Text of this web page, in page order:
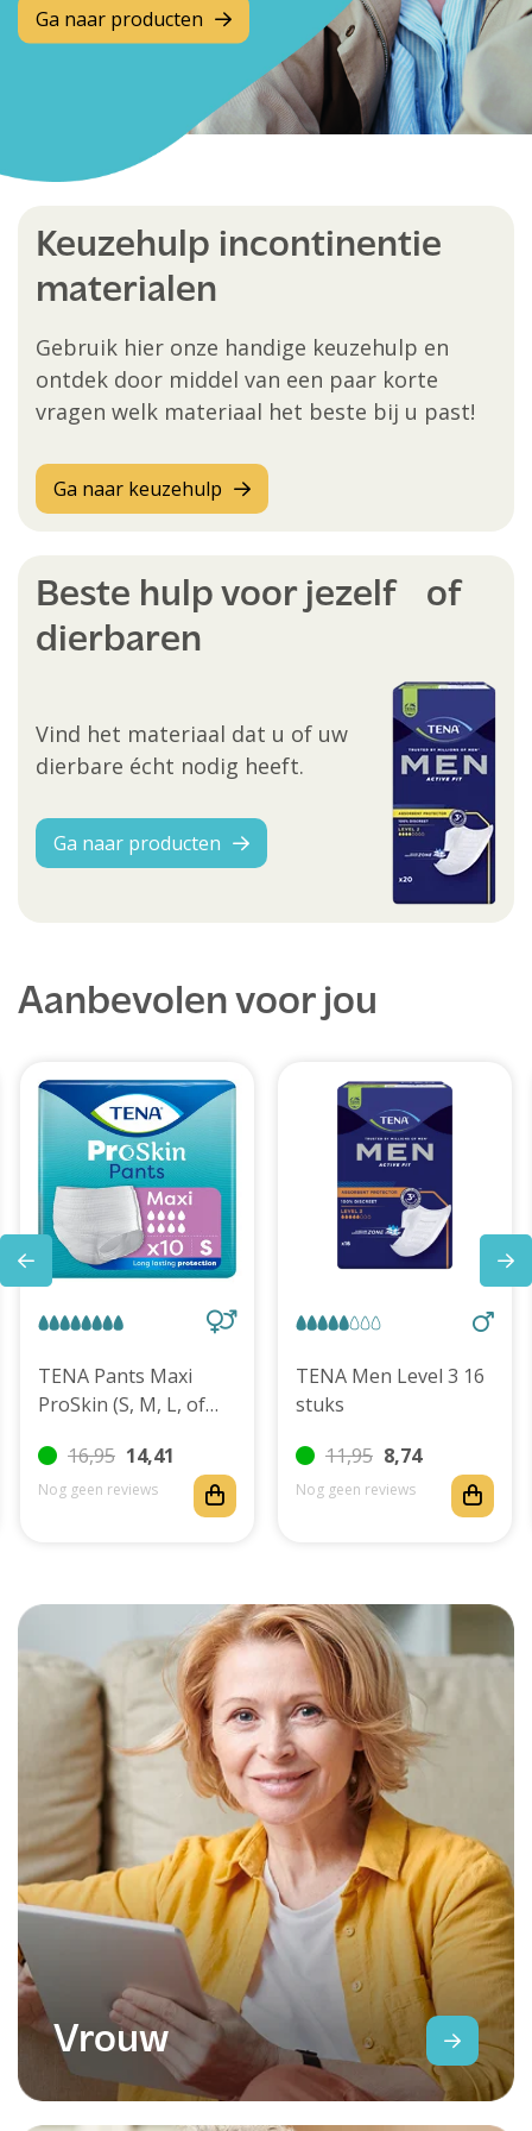
Ga naar producten
Keuzehulp incontinentie
materialen
Gebruik hier onze handige keuzehulp en
ontdek door middel van een paar korte
vragen welk materiaal het beste bij u past!
Ga naar keuzehulp
Beste hulp voor jezelf of
dierbaren
Vind het materiaal dat u of uw
dierbare écht nodig heeft.
Ga naar producten
Aanbevolen voor jou
TENA Pants Maxi
ProSkin (S, M, L, of
16,95 14,41
Nog geen reviews
TENA Men Level 3 16
stuks
11,95 8,74
Nog geen reviews
Vrouw